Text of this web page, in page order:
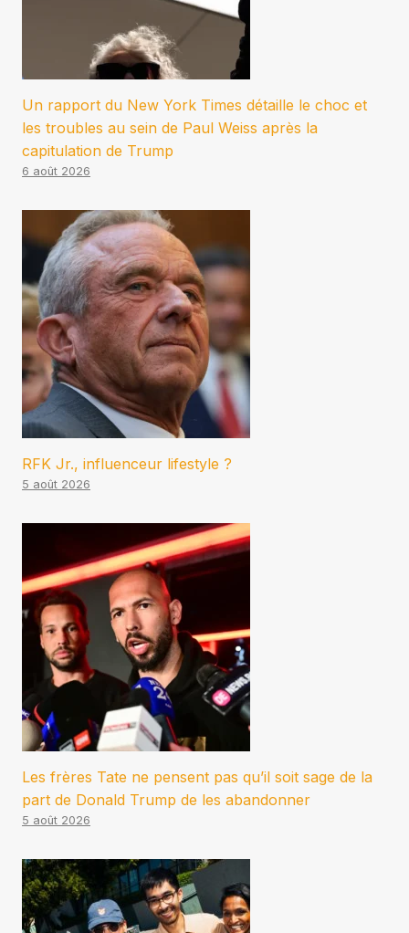
Un rapport du New York Times détaille le choc et
les troubles au sein de Paul Weiss après la
capitulation de Trump
6 août 2026
RFK Jr., influenceur lifestyle ?
5 août 2026
Les frères Tate ne pensent pas qu’il soit sage de la
part de Donald Trump de les abandonner
5 août 2026